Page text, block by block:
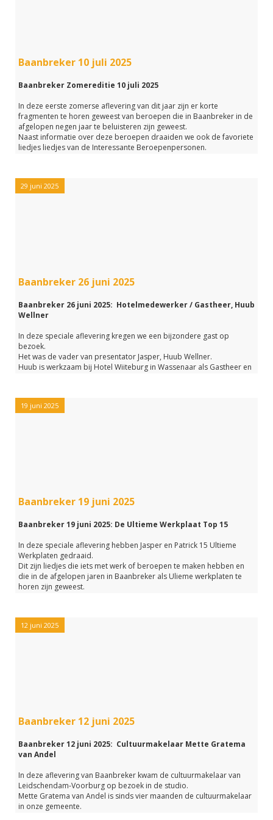
Baanbreker 10 juli 2025
Baanbreker Zomereditie 10 juli 2025
In deze eerste zomerse aflevering van dit jaar zijn er korte
fragmenten te horen geweest van beroepen die in Baanbreker in de
afgelopen negen jaar te beluisteren zijn geweest.
Naast informatie over deze beroepen draaiden we ook de favoriete
liedjes liedjes van de Interessante Beroepenpersonen.
- Fotograaf Mandy den Braber
- Innovatie specialist Bart Rijgersberg
nog eens rustig beluisteren.
29 juni 2025
Baanbreker 26 juni 2025
Baanbreker 26 juni 2025: Hotelmedewerker / Gastheer, Huub
Wellner
In deze speciale aflevering kregen we een bijzondere gast op
bezoek.
Het was de vader van presentator Jasper, Huub Wellner.
Huub is werkzaam bij Hotel Wiiteburg in Wassenaar als Gastheer en
werk.
beluisteren.
In de maanden juli en augustus is de Baanbreker Zomereditie weer
die bij Baanbreker besproken zijn.
19 juni 2025
Baanbreker 19 juni 2025
Baanbreker 19 juni 2025: De Ultieme Werkplaat Top 15
In deze speciale aflevering hebben Jasper en Patrick 15 Ultieme
Werkplaten gedraaid.
Dit zijn liedjes die iets met werk of beroepen te maken hebben en
die in de afgelopen jaren in Baanbreker als Ulieme werkplaten te
horen zijn geweest.
volgorde gedraaid:
7 Abba - Money Money Money
5 Village People - In the navy
4 Tina Turner - Private Dancer
2 Jochem Meyjer - Stewardessen
1 Supertramp - School
Mocht je deze aflevering gemist hebben of nog een keer willen
12 juni 2025
Baanbreker 12 juni 2025
Baanbreker 12 juni 2025: Cultuurmakelaar Mette Gratema
van Andel
In deze aflevering van Baanbreker kwam de cultuurmakelaar van
Leidschendam-Voorburg op bezoek in de studio.
Mette Gratema van Andel is sinds vier maanden de cultuurmakelaar
in onze gemeente.